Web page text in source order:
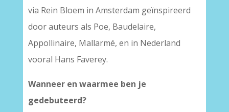
via Rein Bloem in Amsterdam geïnspireerd
door auteurs als Poe, Baudelaire,
Appollinaire, Mallarmé, en in Nederland
vooral Hans Faverey.
Wanneer en waarmee ben je
gedebuteerd?